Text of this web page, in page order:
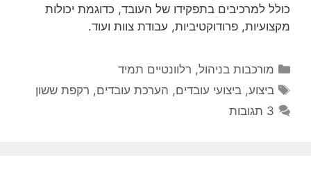
כולל למרכיבים בתפקידו של העובד, כדוגמת יכולות
מקצועיות, פרודוקטיביות, עבודת צוות ועוד.
קטגוריות
מורכבות בניהול, רלוונטיים תמיד
תגיות
ביצוע,ביצועי עובדים, הערכת עובדים, רקפת ששון
3 תגובות